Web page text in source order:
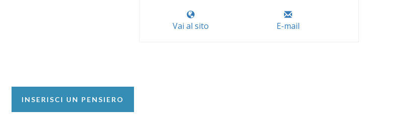
Vai al sito E-mail
INSERISCI UN PENSIERO